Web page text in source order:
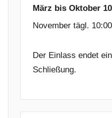
März bis Oktober
November tägl.
Der Einlass endet
Schließung.